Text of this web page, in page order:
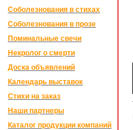
Соболезнования в стихах
Соболезнования в прозе
Поминальные свечи
Некролог о смерти
Доска объявлений
Календарь выставок
Стихи на заказ
Наши партнеры
Каталог продукции компаний